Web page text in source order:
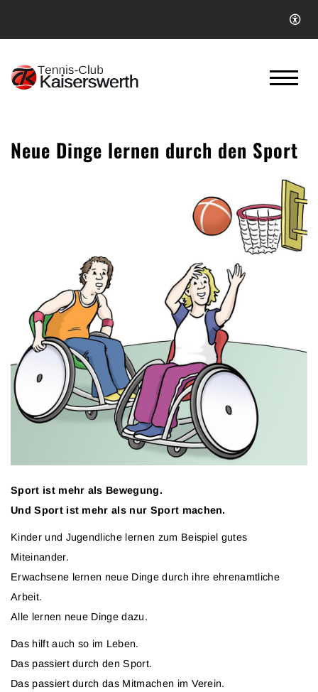
Neue Dinge lernen durch den Sport
Sport ist mehr als Bewegung.
Und Sport ist mehr als nur Sport machen.
Kinder und Jugendliche lernen zum Beispiel gutes
Miteinander.
Erwachsene lernen neue Dinge durch ihre ehrenamtliche
Arbeit.
Alle lernen neue Dinge dazu.
Das hilft auch so im Leben.
Das passiert durch den Sport.
Das passiert durch das Mitmachen im Verein.